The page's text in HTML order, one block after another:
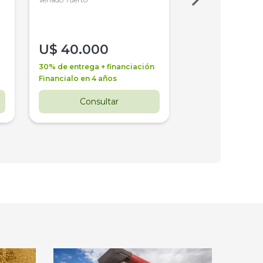
U$ 40.000
30% de entrega + financiación
Financialo en 4 años
Consultar